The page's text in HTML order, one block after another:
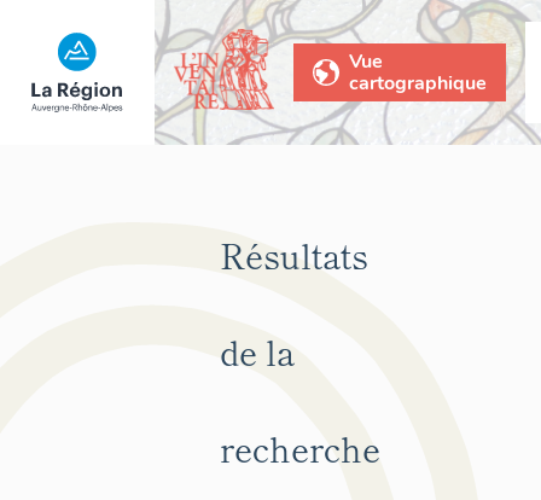
Vue
cartographique
Résultats
de la
recherche